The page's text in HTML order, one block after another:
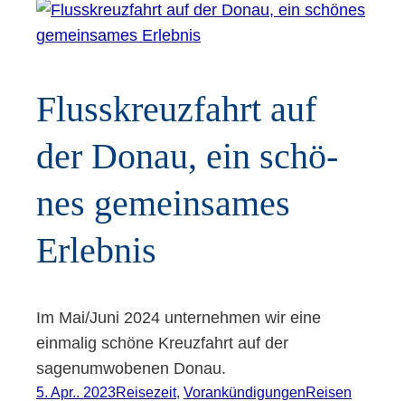
Fluss­kreuz­fahrt auf
der Donau, ein schö­
nes gemein­sa­mes
Erlebnis
Im Mai/Juni 2024 unternehmen wir eine
einmalig schöne Kreuzfahrt auf der
sagenumwobenen Donau.
5. Apr.. 2023Reisezeit, VorankündigungenReisen